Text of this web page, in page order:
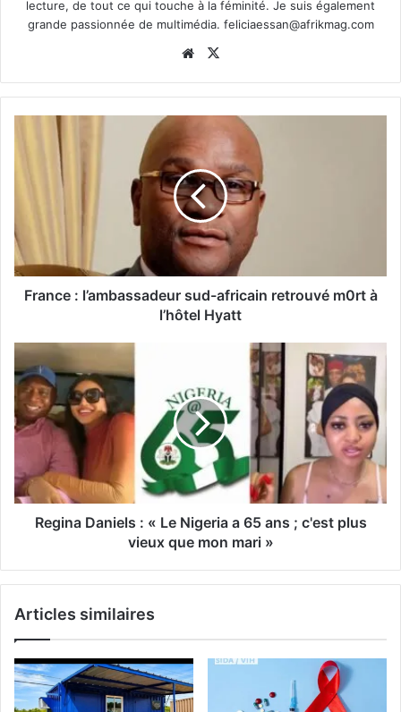
lecture, de tout ce qui touche à la féminité. Je suis également
grande passionnée de multimédia. feliciaessan@afrikmag.com
Website
France : l’ambassadeur sud-africain retrouvé m0rt à
l’hôtel Hyatt
Regina Daniels : « Le Nigeria a 65 ans ; c'est plus
vieux que mon mari »
Articles similaires